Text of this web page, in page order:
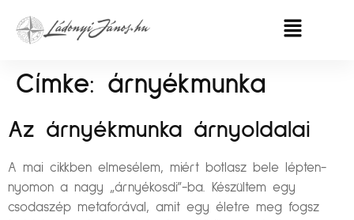
Címke: árnyékmunka
Az árnyékmunka árnyoldalai
A mai cikkben elmesélem, miért botlasz bele lépten-
nyomon a nagy „árnyékosdi”-ba. Készültem egy
csodaszép metaforával, amit egy életre meg fogsz